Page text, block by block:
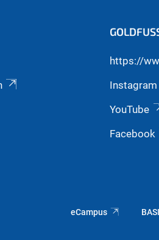
https://
Instagram
YouTube
Facebook
eCampus